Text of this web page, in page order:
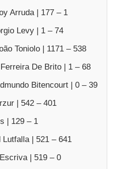
Arruda | 177 – 1
Levy | 1 – 74
Toniolo | 1171 – 538
De Brito | 1 – 68
Bitencourt | 0 – 39
| 542 – 401
| 129 – 1
Lutfalla | 521 – 641
| 519 – 0